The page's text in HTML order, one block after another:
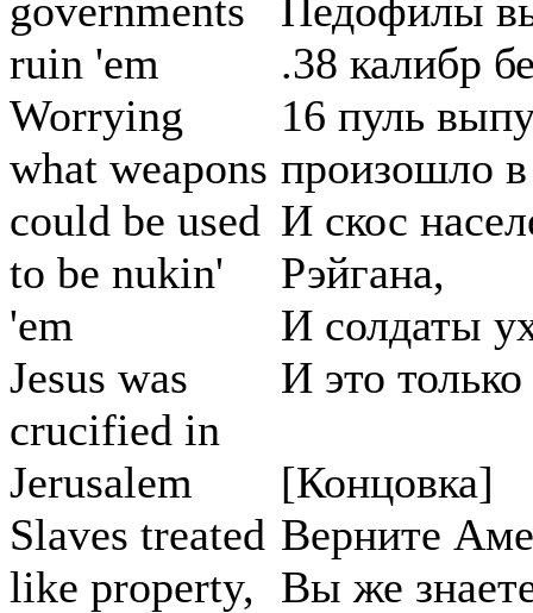
governments
ruin 'em
Worrying
what weapons
could be used
to be nukin'
'em
Jesus was
crucified in
Jerusalem
Slaves treated
like property,
Педофилы
.38 калибр
16 пуль
произошло
И скос
Рэйгана,
И солдаты
И это
[Концовка]
Верните
Вы же